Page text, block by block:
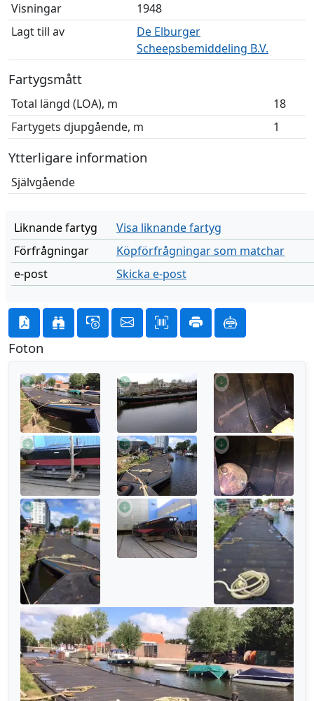
Visningar
1948
Lagt till av
De Elburger
Scheepsbemiddeling B.V.
Fartygsmått
Total längd (LOA), m
18
Fartygets djupgående, m
1
Ytterligare information
Självgående
Liknande fartyg
Visa liknande fartyg
Förfrågningar
Köpförfrågningar som matchar
e-post
Skicka e-post
Foton